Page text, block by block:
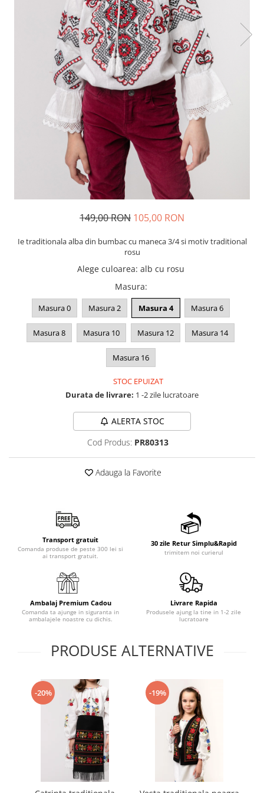
149,00 RON 105,00 RON
Ie traditionala alba din bumbac cu maneca 3/4 si motiv traditional
rosu
Alege culoarea: alb cu rosu
Masura:
Masura 0 Masura 2 Masura 4 Masura 6
Masura 8 Masura 10 Masura 12 Masura 14
Masura 16
STOC EPUIZAT
Durata de livrare: 1 -2 zile lucratoare
ALERTA STOC
Cod Produs: PR80313
Adauga la Favorite
Transport gratuit
Comanda produse de peste 300 lei si
ai transport gratuit.
30 zile Retur Simplu&Rapid
trimitem noi curierul
Ambalaj Premium Cadou
Comanda ta ajunge in siguranta in
ambalajele noastre cu dichis.
Livrare Rapida
Produsele ajung la tine in 1-2 zile
lucratoare
PRODUSE ALTERNATIVE
-20% -19%